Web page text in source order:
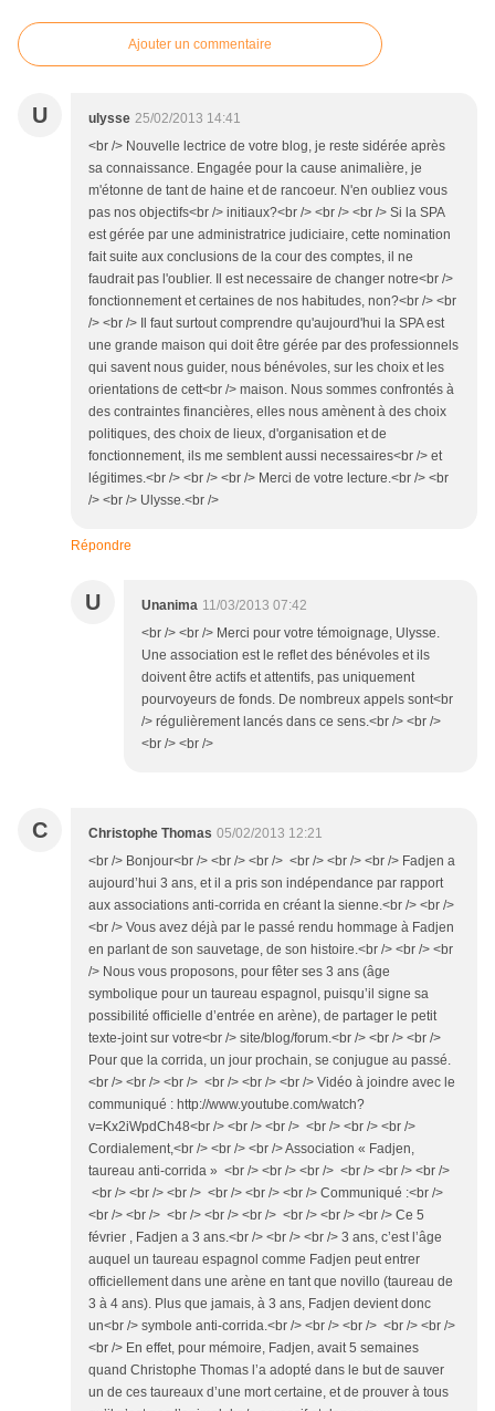
Ajouter un commentaire
U ulysse 25/02/2013 14:41
<br /> Nouvelle lectrice de votre blog, je reste sidérée après
sa connaissance. Engagée pour la cause animalière, je
m'étonne de tant de haine et de rancoeur. N'en oubliez vous
pas nos objectifs<br /> initiaux?<br /> <br /> <br /> Si la SPA
est gérée par une administratrice judiciaire, cette nomination
fait suite aux conclusions de la cour des comptes, il ne
faudrait pas l'oublier. Il est necessaire de changer notre<br />
fonctionnement et certaines de nos habitudes, non?<br /> <br
/> <br /> Il faut surtout comprendre qu'aujourd'hui la SPA est
une grande maison qui doit être gérée par des professionnels
qui savent nous guider, nous bénévoles, sur les choix et les
orientations de cett<br /> maison. Nous sommes confrontés à
des contraintes financières, elles nous amènent à des choix
politiques, des choix de lieux, d'organisation et de
fonctionnement, ils me semblent aussi necessaires<br /> et
légitimes.<br /> <br /> <br /> Merci de votre lecture.<br /> <br
/> <br /> Ulysse.<br />
Répondre
U Unanima 11/03/2013 07:42
<br /> <br /> Merci pour votre témoignage, Ulysse.
Une association est le reflet des bénévoles et ils
doivent être actifs et attentifs, pas uniquement
pourvoyeurs de fonds. De nombreux appels sont<br
/> régulièrement lancés dans ce sens.<br /> <br />
<br /> <br />
C Christophe Thomas 05/02/2013 12:21
<br /> Bonjour<br /> <br /> <br /> <br /> <br /> <br /> Fadjen a
aujourd’hui 3 ans, et il a pris son indépendance par rapport
aux associations anti-corrida en créant la sienne.<br /> <br />
<br /> Vous avez déjà par le passé rendu hommage à Fadjen
en parlant de son sauvetage, de son histoire.<br /> <br /> <br
/> Nous vous proposons, pour fêter ses 3 ans (âge
symbolique pour un taureau espagnol, puisqu’il signe sa
possibilité officielle d’entrée en arène), de partager le petit
texte-joint sur votre<br /> site/blog/forum.<br /> <br /> <br />
Pour que la corrida, un jour prochain, se conjugue au passé.
<br /> <br /> <br /> <br /> <br /> <br /> Vidéo à joindre avec le
communiqué : http://www.youtube.com/watch?
v=Kx2iWpdCh48<br /> <br /> <br /> <br /> <br /> <br />
Cordialement,<br /> <br /> <br /> Association « Fadjen,
taureau anti-corrida » <br /> <br /> <br /> <br /> <br /> <br />
<br /> <br /> <br /> <br /> <br /> <br /> Communiqué :<br />
<br /> <br /> <br /> <br /> <br /> <br /> <br /> <br /> Ce 5
février , Fadjen a 3 ans.<br /> <br /> <br /> 3 ans, c’est l’âge
auquel un taureau espagnol comme Fadjen peut entrer
officiellement dans une arène en tant que novillo (taureau de
3 à 4 ans). Plus que jamais, à 3 ans, Fadjen devient donc
un<br /> symbole anti-corrida.<br /> <br /> <br /> <br /> <br />
<br /> En effet, pour mémoire, Fadjen, avait 5 semaines
quand Christophe Thomas l’a adopté dans le but de sauver
un de ces taureaux d’une mort certaine, et de prouver à tous